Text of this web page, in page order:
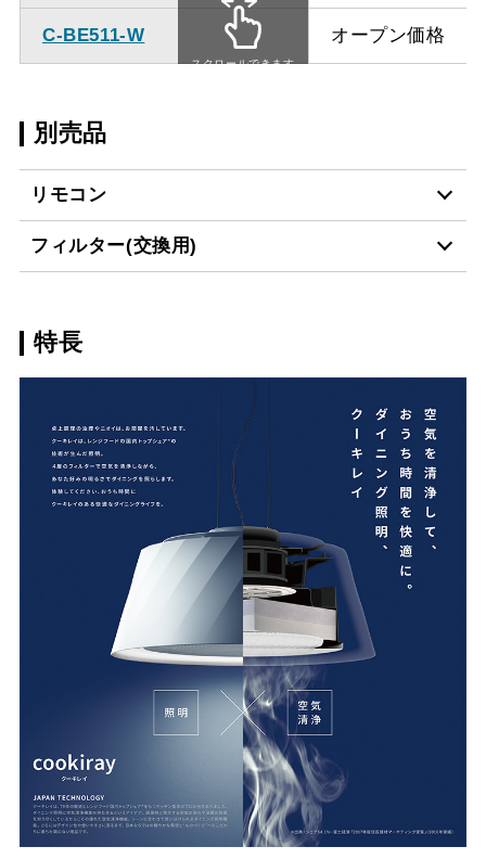
C-BE511-W オープン価格
スクロールできます
別売品
リモコン
スクロールできます
フィルター(交換用)
GFC-27
DFC-A25253 ¥2,200（税抜価格 ￥
PFC-38W ¥2,640（税抜価格 ￥
特長